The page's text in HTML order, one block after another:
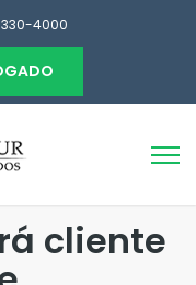
4000
cliente